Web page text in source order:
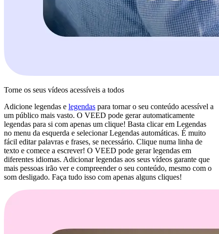
Torne os seus vídeos acessíveis a todos
Adicione legendas e legendas para tornar o seu conteúdo acessível a
um público mais vasto. O VEED pode gerar automaticamente
legendas para si com apenas um clique! Basta clicar em Legendas
no menu da esquerda e selecionar Legendas automáticas. É muito
fácil editar palavras e frases, se necessário. Clique numa linha de
texto e comece a escrever! O VEED pode gerar legendas em
diferentes idiomas. Adicionar legendas aos seus vídeos garante que
mais pessoas irão ver e compreender o seu conteúdo, mesmo com o
som desligado. Faça tudo isso com apenas alguns cliques!